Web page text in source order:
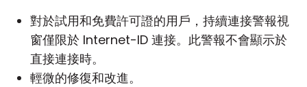
對於試用和免費許可證的用戶，持續連接警報視
窗僅限於 Internet-ID 連接。此警報不會顯示於
直接連接時。
輕微的修復和改進。